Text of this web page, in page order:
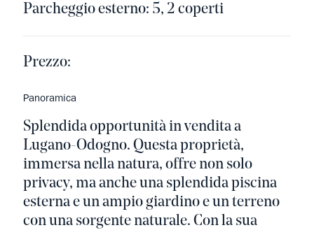
Parcheggio esterno: 5, 2 coperti
Prezzo:
Panoramica
Splendida opportunità in vendita a
Lugano-Odogno. Questa proprietà,
immersa nella natura, offre non solo
privacy, ma anche una splendida piscina
esterna e un ampio giardino e un terreno
con una sorgente naturale. Con la sua